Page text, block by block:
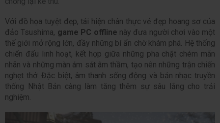
Với đồ họa tuyệt đẹp, tái hiện chân thực vẻ đẹp hoang sơ của
đảo Tsushima, game PC offline này đưa người chơi vào một
thế giới mở rộng lớn, đầy những bí ẩn chờ khám phá. Hệ thống
chiến đấu linh hoạt, kết hợp giữa những pha chặt chém mãn
nhãn và những màn ám sát âm thầm, tạo nên những trận chiến
nghẹt thở. Đặc biệt, âm thanh sống động và bản nhạc truyền
thống Nhật Bản càng làm tăng thêm sự sâu lắng cho trải
nghiệm.